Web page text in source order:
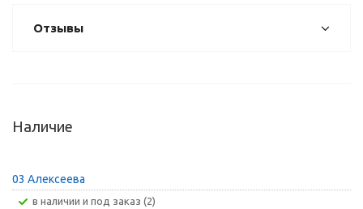
Отзывы
Наличие
03 Алексеева
В наличии и под заказ (2)